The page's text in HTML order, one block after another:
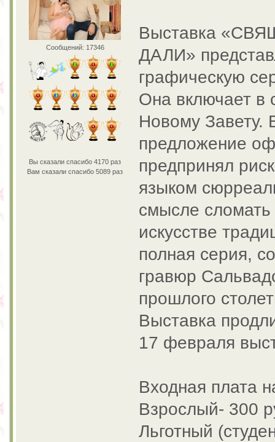
Сообщений: 17346
Вы сказали спасибо 4170 раз
Вам сказали спасибо 5089 раз
Выставка
ДАЛИ»
графическую
Она включает в
Новому Завету.
предложение
предпринял
языком
смысле
искусстве
полная серия,
гравюр
прошлого
Выставка
17 февраля
Входная плата
Взрослый- 300
Льготный